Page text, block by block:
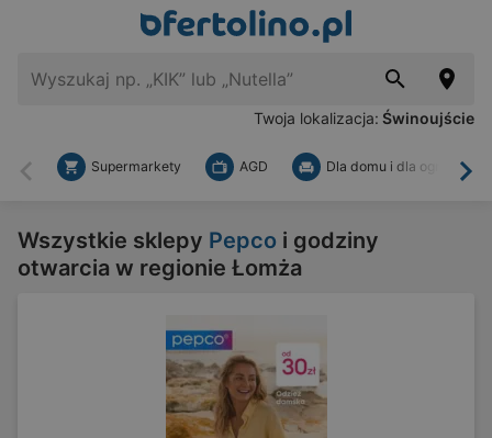
Twoja lokalizacja: Świnoujście
Wstecz
Supermarkety AGD Dla domu i dla ogrodu
Wszystkie sklepy Pepco i godziny
otwarcia w regionie Łomża